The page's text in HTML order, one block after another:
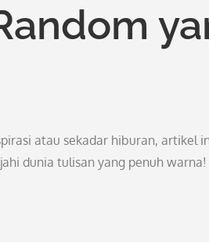
atau sekadar hiburan, artikel
dunia tulisan yang penuh warna!